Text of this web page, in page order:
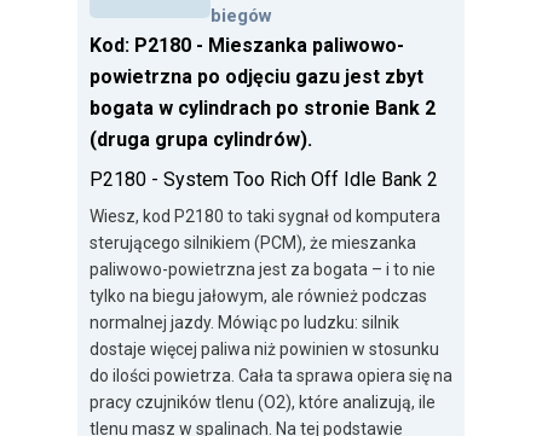
biegów
Kod: P2180 - Mieszanka paliwowo-
powietrzna po odjęciu gazu jest zbyt
bogata w cylindrach po stronie Bank 2
(druga grupa cylindrów).
P2180 - System Too Rich Off Idle Bank 2
Wiesz, kod P2180 to taki sygnał od komputera
sterującego silnikiem (PCM), że mieszanka
paliwowo-powietrzna jest za bogata – i to nie
tylko na biegu jałowym, ale również podczas
normalnej jazdy. Mówiąc po ludzku: silnik
dostaje więcej paliwa niż powinien w stosunku
do ilości powietrza. Cała ta sprawa opiera się na
pracy czujników tlenu (O2), które analizują, ile
tlenu masz w spalinach. Na tej podstawie